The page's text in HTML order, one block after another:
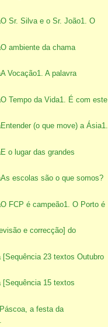
Sr. Silva e o Sr. João1. O
ambiente da chama
Vocação1. A palavra
Tempo da Vida1. É com este
(o que move) a Ásia1.
o lugar das grandes
escolas são o que somos?
FCP é campeão1. O Porto é
e correcção] do
[Sequência 23 textos Outubro
[Sequência 15 textos
a festa da